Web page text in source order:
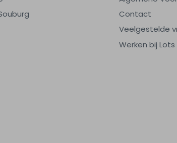
Contact
Veelgestelde
Werken bij Lots